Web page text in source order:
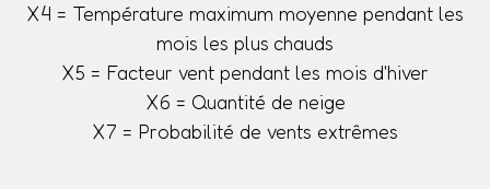
X4 = Température maximum moyenne pendant les
mois les plus chauds
X5 = Facteur vent pendant les mois d'hiver
X6 = Quantité de neige
X7 = Probabilité de vents extrêmes